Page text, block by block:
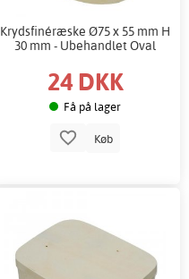
Krydsfinéræske Ø75 x 55 mm H
30 mm - Ubehandlet Oval
24 DKK
Få på lager
Køb